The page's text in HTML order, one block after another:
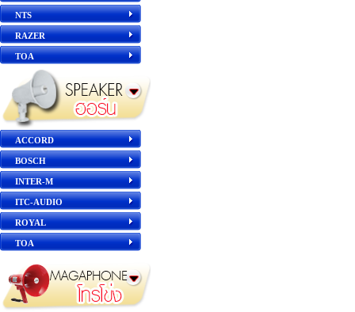
NTS
RAZER
TOA
ACCORD
BOSCH
INTER-M
ITC-AUDIO
ROYAL
TOA